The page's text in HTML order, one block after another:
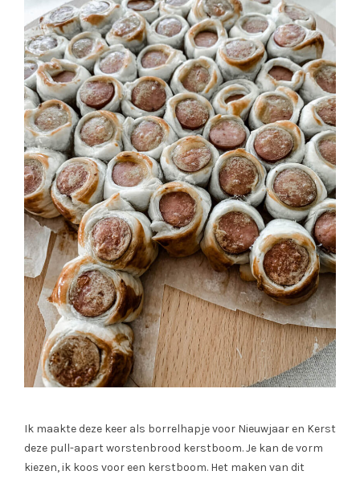
Ik maakte deze keer als borrelhapje voor Nieuwjaar en Kerst
deze pull-apart worstenbrood kerstboom. Je kan de vorm
kiezen, ik koos voor een kerstboom. Het maken van dit